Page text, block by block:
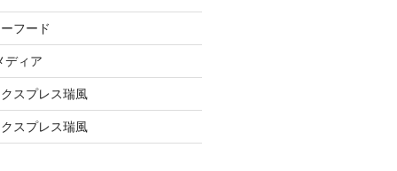
フード
ディア
スプレス瑞風
スプレス瑞風